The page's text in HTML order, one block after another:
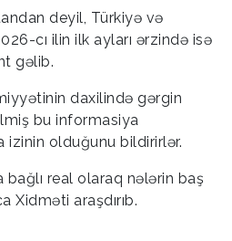
deyil, Türkiyə və
cı ilin ilk ayları ərzində isə
gəlib.
daxilində gərgin
bu informasiya
izinin olduğunu bildirirlər.
real olaraq nələrin baş
Xidməti araşdırıb.